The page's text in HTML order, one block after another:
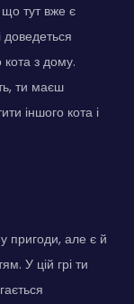
тут вже є
доведеться
з дому.
ти маєш
іншого кота і
у пригоди, але є й
У цій грі ти